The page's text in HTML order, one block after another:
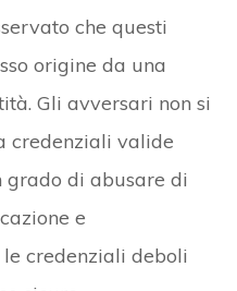
che questi
origine da una
Gli avversari non si
credenziali valide
grado di abusare di
e
credenziali deboli